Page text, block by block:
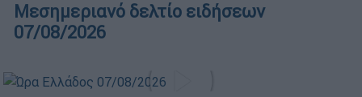
Μεσημεριανό δελτίο ειδήσεων
07/08/2026